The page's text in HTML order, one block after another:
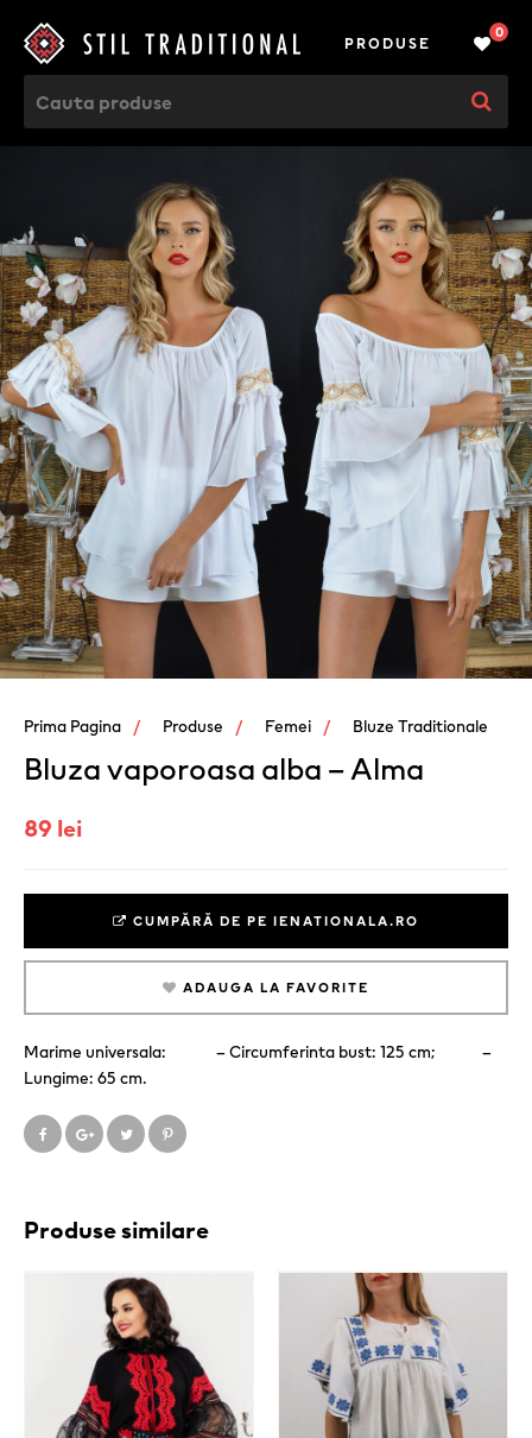
PRODUSE
0
Prima Pagina Produse Femei Bluze Traditionale
Bluza vaporoasa alba – Alma
89 lei
CUMPĂRĂ DE PE IENATIONALA.RO
ADAUGA LA FAVORITE
Marime universala: – Circumferinta bust: 125 cm; –
Lungime: 65 cm.
Produse similare